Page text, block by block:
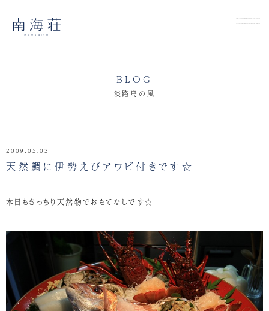
BLOG
淡路島の風
2009.05.03
天然鯛に伊勢えびアワビ付きです☆
本日もきっちり天然物でおもてなしです☆